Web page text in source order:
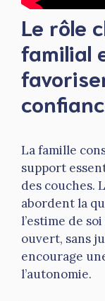
Le rôle
familial
La famille
support
des couches.
abordent la
l’estime de
ouvert, sans
encourage
l’autonomie.